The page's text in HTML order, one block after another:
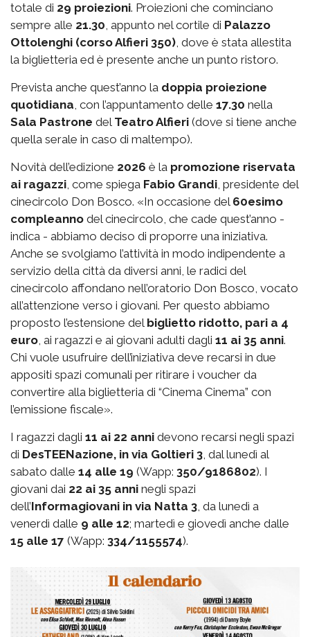
totale di 29 proiezioni. Proiezioni che cominciano
sempre alle 21.30, appunto nel cortile di Palazzo
Ottolenghi (corso Alfieri 350), dove è stata allestita
la biglietteria ed è presente anche un punto ristoro.
Prevista anche quest’anno la doppia proiezione
quotidiana, con l’appuntamento delle 17.30 nella
Sala Pastrone del Teatro Alfieri (dove si tiene anche
quella serale in caso di maltempo).
Novità dell’edizione 2026 è la promozione riservata
ai ragazzi, come spiega Fabio Grandi, presidente del
cinecircolo Don Bosco. «In occasione del 60esimo
compleanno del cinecircolo, che cade quest’anno -
indica - abbiamo deciso di proporre una iniziativa.
Anche se svolgiamo l’attività in modo indipendente a
servizio della città da diversi anni, le radici del
cinecircolo affondano nell’oratorio Don Bosco, vocato
all’attenzione verso i giovani. Per questo abbiamo
proposto l’estensione del biglietto ridotto, pari a 4
euro, ai ragazzi e ai giovani adulti dagli 11 ai 35 anni.
Chi vuole usufruire dell’iniziativa deve recarsi in due
appositi spazi comunali per ritirare i voucher da
convertire alla biglietteria di “Cinema Cinema” con
l’emissione fiscale».
I ragazzi dagli 11 ai 22 anni devono recarsi negli spazi
di DesTEENazione, in via Goltieri 3, dal lunedì al
sabato dalle 14 alle 19 (Wapp: 350/9186802). I
giovani dai 22 ai 35 anni negli spazi
dell’Informagiovani in via Natta 3, da lunedì a
venerdì dalle 9 alle 12; martedì e giovedì anche dalle
15 alle 17 (Wapp: 334/1155574).